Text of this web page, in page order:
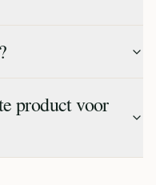
product voor